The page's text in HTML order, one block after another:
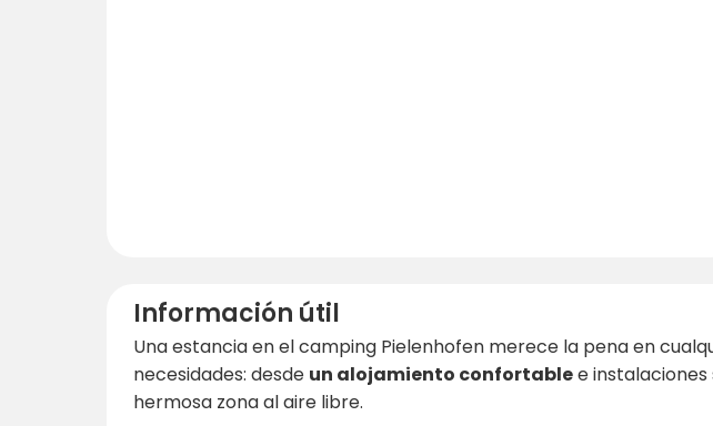
Información útil
Una estancia en el camping Pielenhofen merece la pena en
necesidades: desde un alojamiento confortablee
hermosa zona al aire libre.